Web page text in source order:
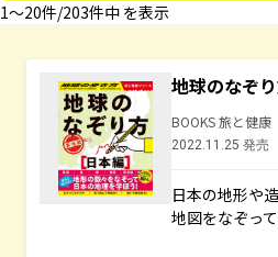
1〜20件/203件中 を表示
地球のなぞ
BOOKS 旅と健康
2022.11.25 発売
日本の地形や
地図をなぞっ